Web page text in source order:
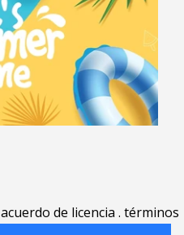
acuerdo de licencia . términos